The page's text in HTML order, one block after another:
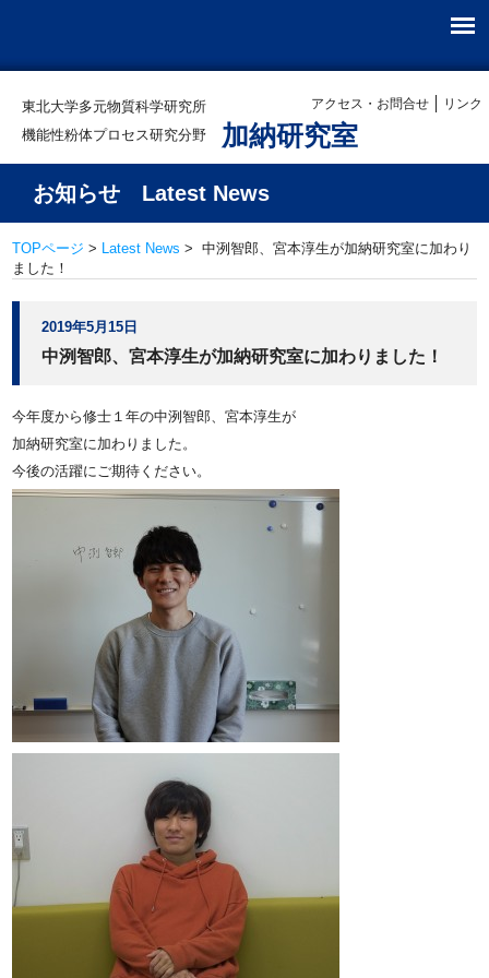
東北大学多元物質科学研究所
機能性粉体プロセス研究分野
加納研究室
アクセス・お問合せ リンク
お知らせ Latest News
TOPページ > Latest News > 中洌智郎、宮本淳生が加納研究室に加わり
ました！
2019年5月15日
中洌智郎、宮本淳生が加納研究室に加わりました！
今年度から修士１年の中洌智郎、宮本淳生が
加納研究室に加わりました。
今後の活躍にご期待ください。